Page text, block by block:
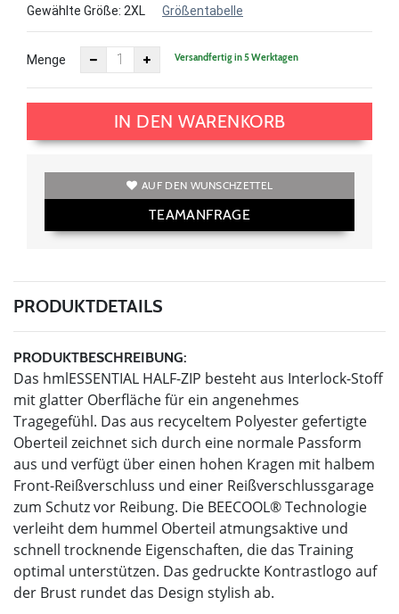
Gewählte Größe: 2XL Größentabelle
Menge Versandfertig in 5 Werktagen
IN DEN WARENKORB
AUF DEN WUNSCHZETTEL
TEAMANFRAGE
PRODUKTDETAILS
PRODUKTBESCHREIBUNG:
Das hmlESSENTIAL HALF-ZIP besteht aus Interlock-Stoff
mit glatter Oberfläche für ein angenehmes
Tragegefühl. Das aus recyceltem Polyester gefertigte
Oberteil zeichnet sich durch eine normale Passform
aus und verfügt über einen hohen Kragen mit halbem
Front-Reißverschluss und einer Reißverschlussgarage
zum Schutz vor Reibung. Die BEECOOL® Technologie
verleiht dem hummel Oberteil atmungsaktive und
schnell trocknende Eigenschaften, die das Training
optimal unterstützen. Das gedruckte Kontrastlogo auf
der Brust rundet das Design stylish ab.